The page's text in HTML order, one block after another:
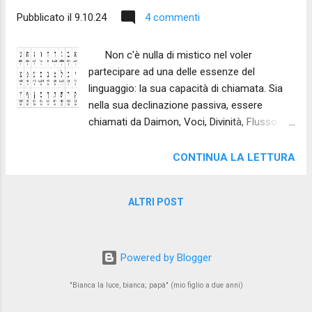
Pubblicato il 9.10.24 4 commenti
Non c'è nulla di mistico nel voler
partecipare ad una delle essenze del
linguaggio: la sua capacità di chiamata. Sia
nella sua declinazione passiva, essere
chiamati da Daimon, Voci, Divinità, Flusso
declinazione attiva ( la parola che chiama
sue origini, ed è solo una certa teoria poetica
tutto al ventre basso dell'autore/poeta.
sue espressioni arriva a parlare di finzione in
CONTINUA LA LETTURA
ALTRI POST
Powered by Blogger
"Bianca la luce, bianca; papà" (mio figlio a due anni)